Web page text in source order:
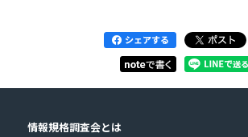
情報規格調査会とは